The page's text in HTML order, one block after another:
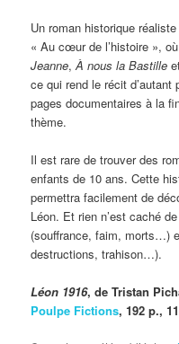
Un roman historique
« Au cœur de l’histoire »,
Jeanne,À nous la Bastille
ce qui rend le récit
pages documentaires à la
thème.
Il est rare de trouver des
enfants de 10 ans. Cette
permettra facilement de
Léon. Et rien n’est caché
(souffrance, faim, morts…)
destructions, trahison…).
Léon 1916, de Tristan
Poulpe Fictions, 192 p.,